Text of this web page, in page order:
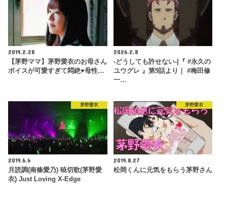
2019.2.28
【茅野ママ】茅野愛衣のお母さん
ボイスが可愛すぎて悶絶♥母性…
2026.2.8
-どうしても許せない-|『 #永久の
ユウグレ 』第9話より｜ #梅田修
一…
茅野愛衣
2019.6.6
月読調(南條愛乃) 暁切歌(茅野愛
衣) Just Loving X-Edge
茅野愛衣
2019.8.27
松岡くんに元気をもらう茅野さん